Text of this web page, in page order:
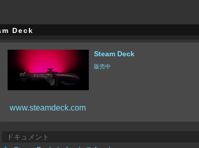
Deck
Steam Deck
販売中
www.steamdeck.com
ドキュメント